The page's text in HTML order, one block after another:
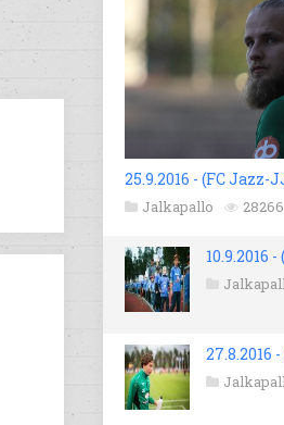
25.9.2016 - (FC Jazz-
Jalkapallo 28266
10.9.2016
27.8.2016